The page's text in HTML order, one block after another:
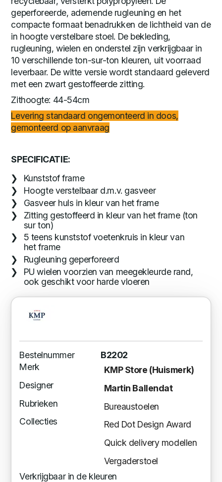
geperforeerde, ademende rugleuning en het
compacte formaat benadrukken de lichtheid van de
in hoogte verstelbare stoel. De bekleding,
rugleuning, wielen en onderstel zijn verkrijgbaar in
10 verschillende ton-sur-ton kleuren, uit voorraad
leverbaar. De witte versie wordt standaard geleverd
met een zwart gestoffeerde zitting.
Zithoogte: 44-54cm
Levering standaard ongemonteerd in doos,
gemonteerd op aanvraag
SPECIFICATIE:
Kunststof frame
Hoogte verstelbaar d.m.v. gasveer
Gasveer huls in kleur van het frame
Zitting gestoffeerd in kleur van het frame (ton
sur ton)
5 teens kunststof voetenkruis in kleur van
het frame
Rugleuning geperforeerd
PU wielen voorzien van meegekleurde rand,
ook geschikt voor harde vloeren
Bestelnummer
B2202
Merk
KMP Store (Huismerk)
Designer
Martin Ballendat
Rubrieken
Bureaustoelen
Collecties
Red Dot Design Award
Quick delivery modellen
Vergaderstoel
Verkrijgbaar in de kleuren